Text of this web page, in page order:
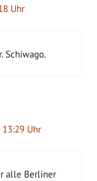
Uhr
Schiwago.
Uhr
alle Berliner